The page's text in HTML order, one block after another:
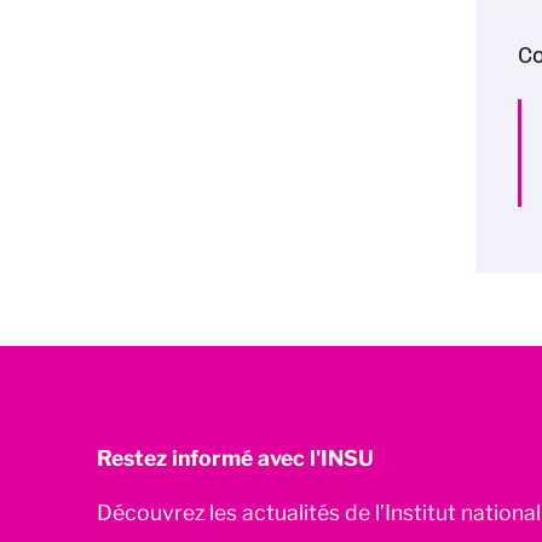
Restez informé avec l'INSU
Découvrez les actualités de l’Institut